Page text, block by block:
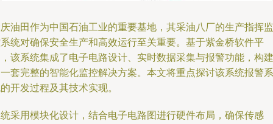
油田作为中国石油工业的重要基地，其采油八厂的生产指挥监
统对确保安全生产和高效运行至关重要。基于紫金桥软件平
该系统集成了电子电路设计、实时数据采集与报警功能，构建
套完整的智能化监控解决方案。本文将重点探讨该系统报警系
开发过程及其技术实现。
采用模块化设计，结合电子电路图进行硬件布局，确保传感